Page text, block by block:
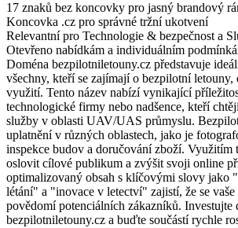
17 znaků bez koncovky pro jasný brandový
Koncovka .cz pro správné tržní ukotvení
Relevantní pro Technologie & bezpečnost a
Otevřeno nabídkám a individuálním
Doména bezpilotniletouny.cz představuje
všechny, kteří se zajímají o bezpilotní
využití. Tento název nabízí vynikající
technologické firmy nebo nadšence, kteří
služby v oblasti UAV/UAS průmyslu.
uplatnění v různých oblastech, jako je
inspekce budov a doručování zboží. Využitím
oslovit cílové publikum a zvýšit svoji online
optimalizovaný obsah s klíčovými slovy jako
létání" a "inovace v letectví" zajistí, že se
povědomí potenciálních zákazníků. Investujte
bezpilotniletouny.cz a buďte součástí rychle